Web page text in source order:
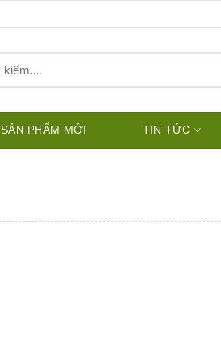
SẢN PHẨM MỚI TIN TỨC